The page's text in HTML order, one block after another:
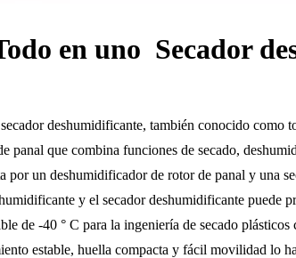
en uno Secador
deshumidificante, también conocido como
panal que combina funciones de secado,
por un deshumidificador de rotor de panal y una
y el secador deshumidificante puede
de -40 ° C para la ingeniería de secado
estable, huella compacta y fácil movilidad lo